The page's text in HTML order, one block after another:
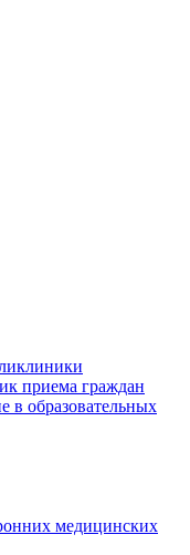
приема граждан
в образовательных
медицинских